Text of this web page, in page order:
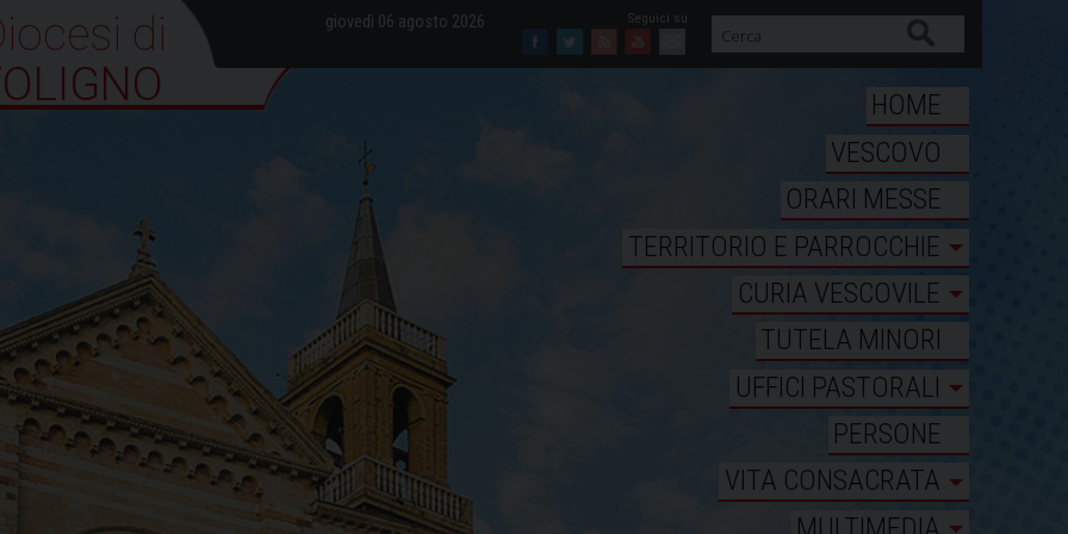
giovedì 06 agosto 2026
Facebook
Twitter
FeedYoutube
Mail
di Foligno
HOME
VESCOVO
ORARI MESSE
TERRITORIO E PARROCCHIE
CURIA VESCOVILE
TUTELA MINORI
UFFICI PASTORALI
PERSONE
VITA CONSACRATA